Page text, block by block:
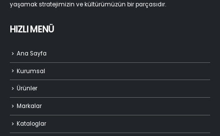
yaşamak stratejimizin ve kültürümüzün bir parçasıdır.
HIZLI MENÜ
Ana Sayfa
Kurumsal
Ürünler
Markalar
Kataloglar